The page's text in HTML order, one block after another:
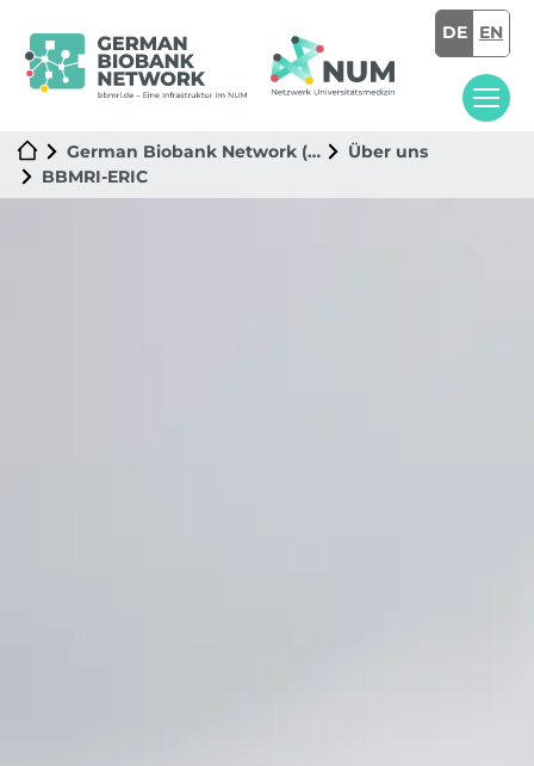
DE EN
German Biobank Network (GBN)
Über uns
BBMRI-ERIC